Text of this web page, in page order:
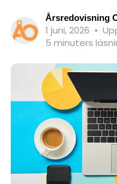
Årsredovisning
1 juni, 2026 •
5 minuters